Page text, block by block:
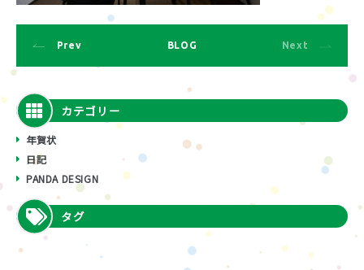
Prev BLOG Next
カテゴリー
年賀状
日記
PANDA DESIGN
タグ